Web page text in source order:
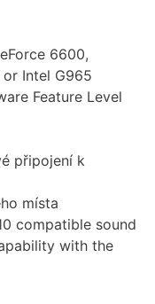
6600,
or Intel G965
Feature Level
připojení k
místa
compatible sound
with the